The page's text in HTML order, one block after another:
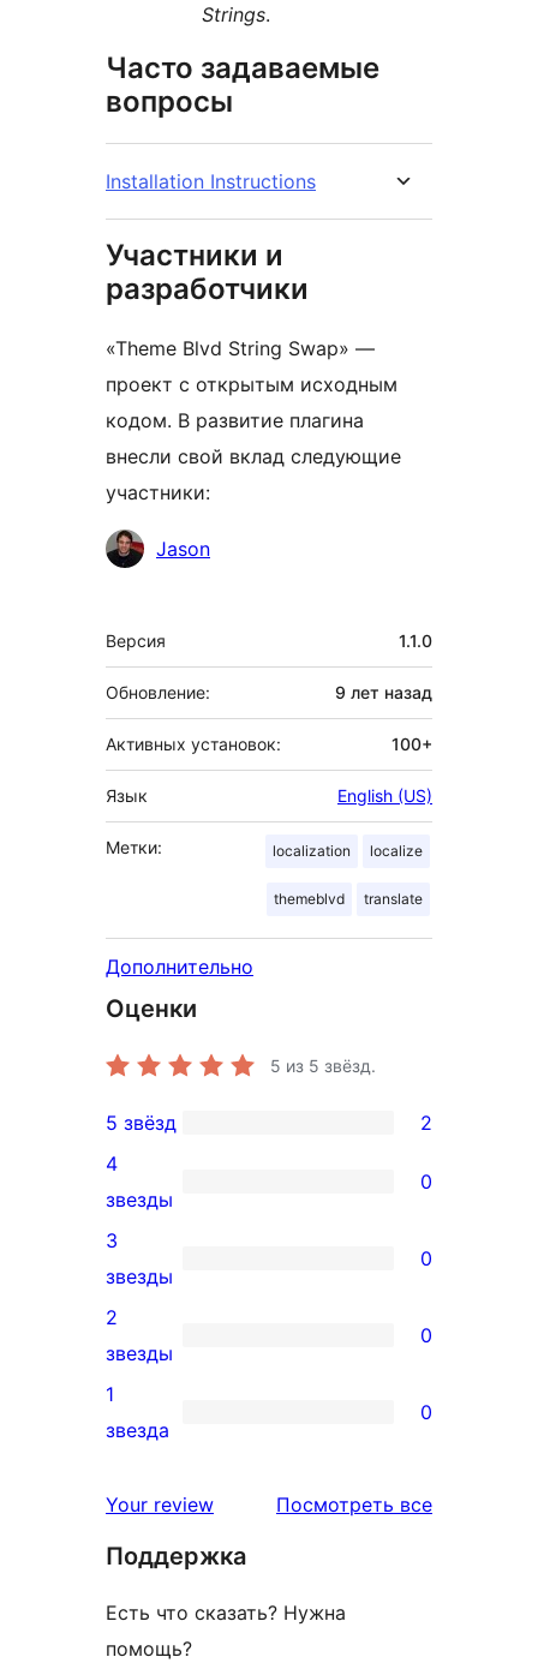
Strings.
Часто задаваемые
вопросы
Installation Instructions
Участники и
разработчики
«Theme Blvd String Swap» —
проект с открытым исходным
кодом. В развитие плагина
внесли свой вклад следующие
участники:
Участники
Jason
Мета
Версия 1.1.0
Обновление: 9 лет назад
Активных установок: 100+
Язык English (US)
Метки: localization localize
themeblvd translate
Дополнительно
Оценки
5 из 5 звёзд.
2
5-
звездный
отзыв
5 звёзд 2
0
4-
звездный
отзыв
4
звезды
0
0
3-
звездный
отзыв
3
звезды
0
0
2-
звездный
2
звезды
0
0
звездный
1
звезда
0
Your review Посмотреть всеотзывы
Поддержка
Есть что сказать? Нужна
помощь?